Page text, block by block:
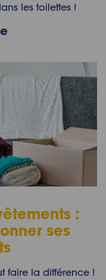
les toilettes !
:
ses
faire la différence !